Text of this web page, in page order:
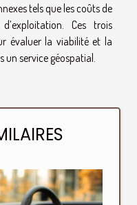
tels que les coûts de
Ces trois
évaluer la viabilité et la
un service géospatial.